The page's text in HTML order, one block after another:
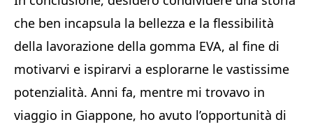
che ben incapsula la bellezza e la flessibilità
della lavorazione della gomma EVA, al fine di
motivarvi e ispirarvi a esplorarne le vastissime
potenzialità. Anni fa, mentre mi trovavo in
viaggio in Giappone, ho avuto l’opportunità di